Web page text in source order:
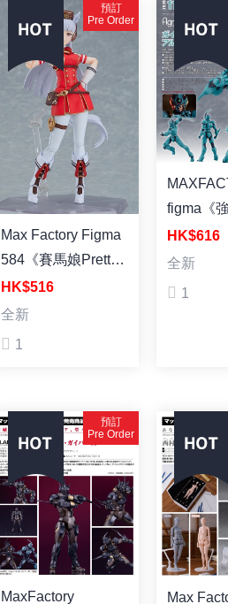
預訂
Pre Order
Max Factory Figma
584《賽馬娘Pretty
Derby》 黃金船 塗
裝成品 (再販)
HK$516
全新
1
figma《
GUYVER
極版 塗裝
HK$616
全新
1
預訂
Pre Order
MaxFactory
Max Factory